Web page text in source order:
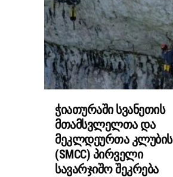
ᲭᲘᲐᲗᲣᲠᲐᲨᲘ ᲡᲕᲐᲜᲔᲗᲘᲡ
ᲛᲗᲐᲛᲡᲕᲚᲔᲚᲗᲐ ᲓᲐ
ᲛᲔᲙᲚᲓᲔᲣᲠᲗᲐ ᲙᲚᲣᲑᲘᲡ
(SMCC) ᲞᲘᲠᲕᲔᲚᲘ
ᲡᲐᲕᲐᲠᲯᲘᲨᲝ ᲨᲔᲙᲠᲔᲑᲐ